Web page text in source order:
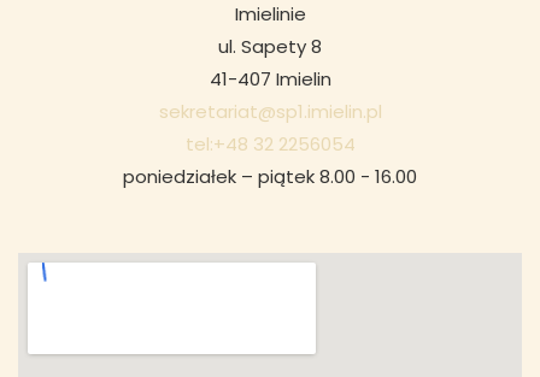
Imielinie
ul. Sapety 8
41-407 Imielin
sekretariat@sp1.imielin.pl
tel:+48 32 2256054
poniedziałek – piątek 8.00 - 16.00